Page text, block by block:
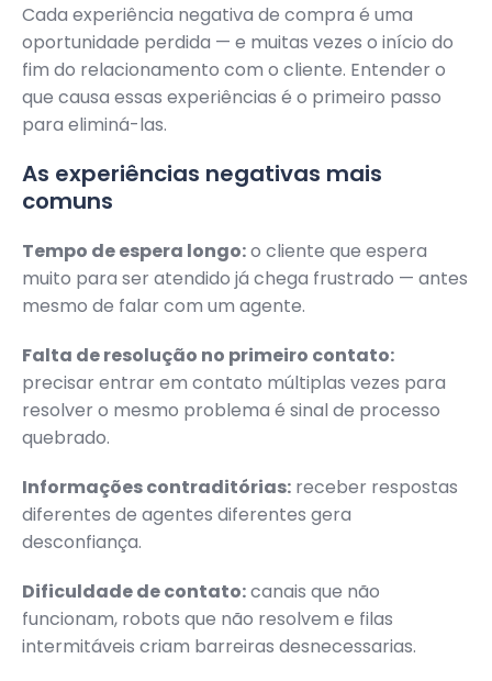
Cada experiência negativa de compra é uma
oportunidade perdida — e muitas vezes o início do
fim do relacionamento com o cliente. Entender o
que causa essas experiências é o primeiro passo
para eliminá-las.
As experiências negativas mais
comuns
Tempo de espera longo:o cliente que espera
muito para ser atendido já chega frustrado — antes
mesmo de falar com um agente.
Falta de resolução no primeiro contato:
precisar entrar em contato múltiplas vezes para
resolver o mesmo problema é sinal de processo
quebrado.
Informações contraditórias: receber respostas
diferentes de agentes diferentes gera
desconfiança.
Dificuldade de contato:canais que não
funcionam, robots que não resolvem e filas
intermitáveis criam barreiras desnecessarias.